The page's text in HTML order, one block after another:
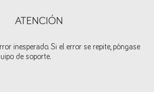
ATENCIÓN
inesperado. Si el error se repite, póngase
de soporte.